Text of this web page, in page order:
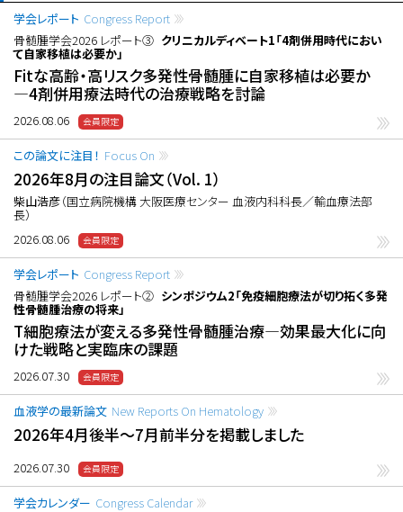
学会レポート Congress Report
骨髄腫学会2026 レポート③ クリニカルディベート1「4剤併用時代におい
て自家移植は必要か」
Fitな高齢・高リスク多発性骨髄腫に自家移植は必要か
―4剤併用療法時代の治療戦略を討論
2026.08.06
この論文に注目！ Focus On
2026年8月の注目論文（Vol. 1）
柴山浩彦（国立病院機構 大阪医療センター 血液内科科長／輸血療法部
長）
2026.08.06
学会レポート Congress Report
骨髄腫学会2026 レポート② シンポジウム2「免疫細胞療法が切り拓く多発
性骨髄腫治療の将来」
T細胞療法が変える多発性骨髄腫治療―効果最大化に向
けた戦略と実臨床の課題
2026.07.30
血液学の最新論文 New Reports On Hematology
2026年4月後半〜7月前半分を掲載しました
2026.07.30
学会カレンダー Congress Calendar